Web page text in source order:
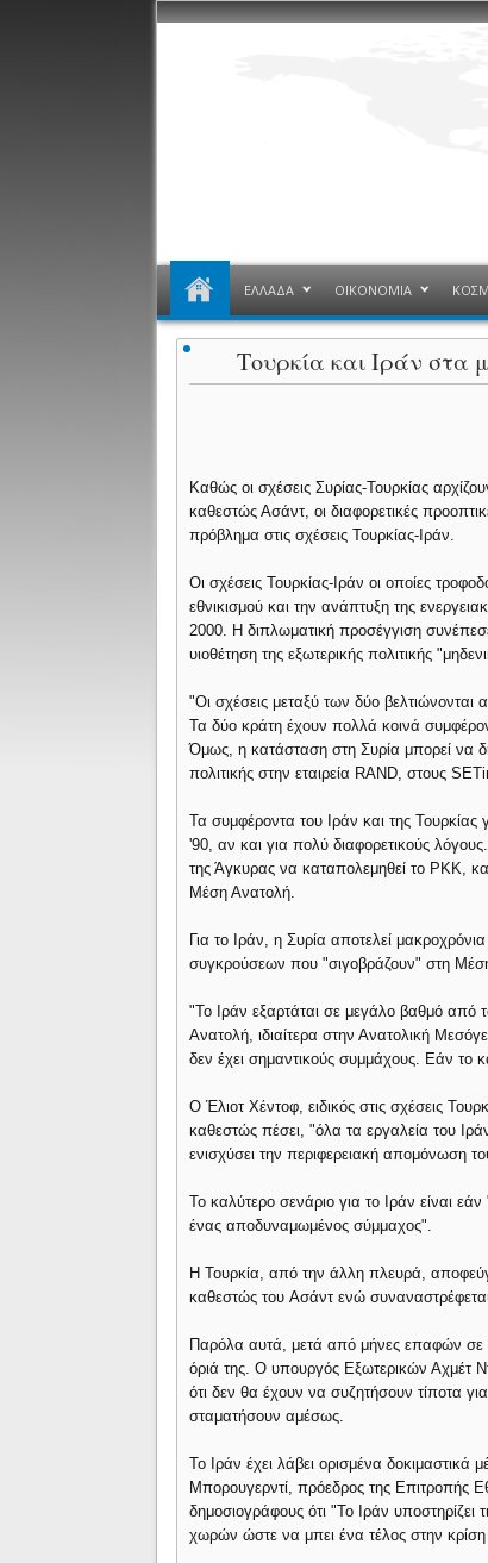
ΕΛΛΑΔΑ ΟΙΚΟΝΟΜΙΑ
Τουρκία και Ιράν στα
Καθώς οι σχέσεις Συρίας-Τουρκίας
καθεστώς Ασάντ, οι διαφορετικές
πρόβλημα στις σχέσεις Τουρκίας-Ιράν.
Οι σχέσεις Τουρκίας-Ιράν οι οποίες
εθνικισμού και την ανάπτυξη της
2000. Η διπλωματική προσέγγιση
υιοθέτηση της εξωτερικής πολιτικής
"Οι σχέσεις μεταξύ των δύο
Τα δύο κράτη έχουν πολλά κοινά
Όμως, η κατάσταση στη Συρία μπορεί να
πολιτικής στην εταιρεία RAND, στους
Τα συμφέροντα του Ιράν και της Τουρκίας
'90, αν και για πολύ διαφορετικούς
της Άγκυρας να καταπολεμηθεί το PKK,
Μέση Ανατολή.
Για το Ιράν, η Συρία αποτελεί
συγκρούσεων που "σιγοβράζουν" στη
"Το Ιράν εξαρτάται σε μεγάλο βαθμό
Ανατολή, ιδιαίτερα στην Ανατολική
δεν έχει σημαντικούς συμμάχους. Εάν το
Ο Έλιοτ Χέντοφ, ειδικός στις σχέσεις
καθεστώς πέσει, "όλα τα εργαλεία του
ενισχύσει την περιφερειακή απομόνωση
Το καλύτερο σενάριο για το Ιράν είναι
ένας αποδυναμωμένος σύμμαχος".
Η Τουρκία, από την άλλη πλευρά,
καθεστώς του Aσάντ ενώ
Παρόλα αυτά, μετά από μήνες επαφών σε
όριά της. Ο υπουργός Εξωτερικών Αχμέτ
ότι δεν θα έχουν να συζητήσουν τίποτα
σταματήσουν αμέσως.
Το Ιράν έχει λάβει ορισμένα δοκιμαστικά
Μπορουγερντί, πρόεδρος της Επιτροπής
δημοσιογράφους ότι "Το Ιράν
χωρών ώστε να μπει ένα τέλος στην